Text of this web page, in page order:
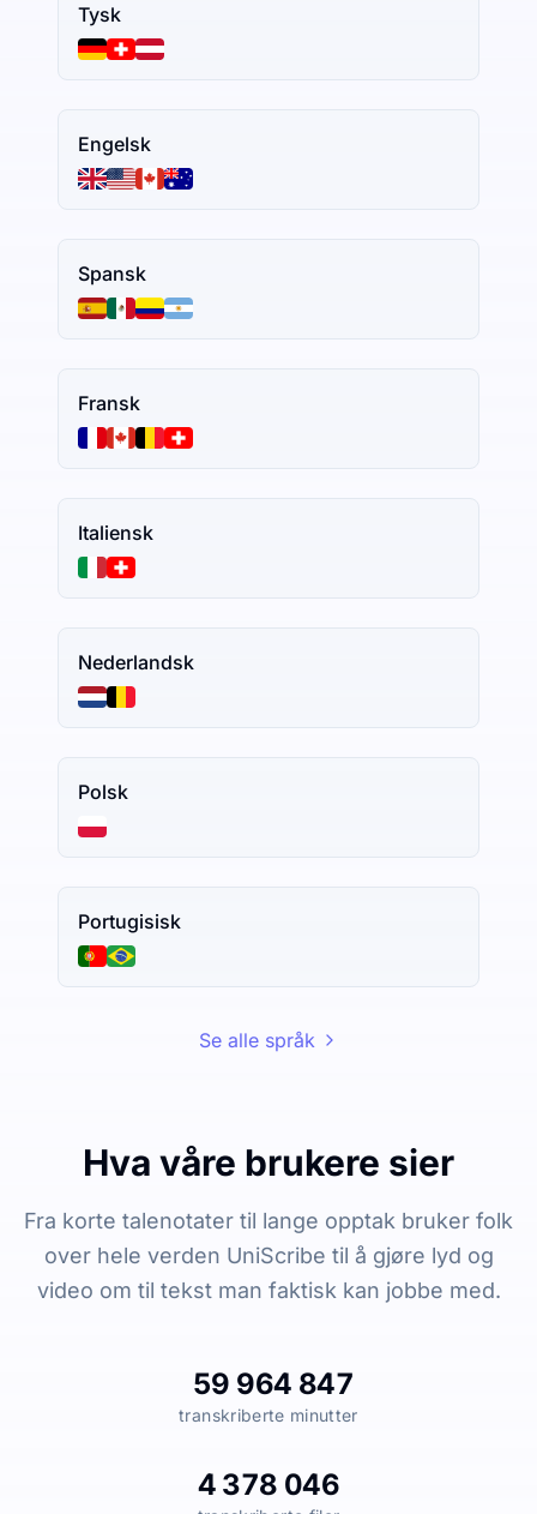
Tysk
Engelsk
Spansk
Fransk
Italiensk
Nederlandsk
Polsk
Portugisisk
Se alle språk
Hva våre brukere sier
Fra korte talenotater til lange opptak bruker folk
over hele verden UniScribe til å gjøre lyd og
video om til tekst man faktisk kan jobbe med.
59 964 847
transkriberte minutter
4 378 046